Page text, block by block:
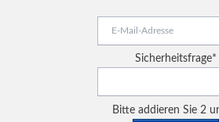
Adresse
Pflichtfeld
Sicherheitsfrage*
Bitte addieren Sie 2